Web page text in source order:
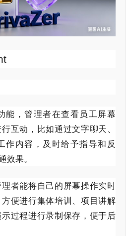
能，管理者在查看员工屏幕
互动，比如通过文字聊天、
作内容，及时给予指导和反
效果。
者能将自己的屏幕操作实时
便进行集体培训、项目讲解
过程进行录制保存，便于后